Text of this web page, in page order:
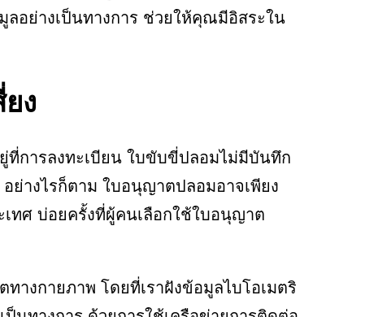
อย่างเป็นทางการ ช่วยให้คุณมีอิสระใน
ง
การลงทะเบียน ใบขับขี่ปลอมไม่มีบันทึก
ย่างไรก็ตาม ใบอนุญาตปลอมอาจเพียง
ทศ บ่อยครั้งที่ผู้คนเลือกใช้ใบอนุญาต
งกายภาพ โดยที่เราฝังข้อมูลไบโอเมตริ